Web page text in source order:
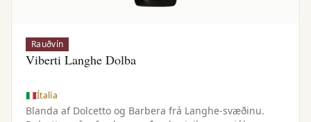
Rauðvín
Viberti Langhe Dolba
Ítalía
Blanda af Dolcetto og Barbera frá Langhe-svæðinu.